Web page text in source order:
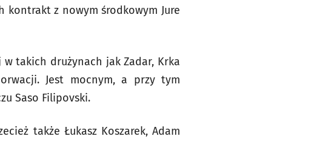
z nowym środkowym Jure
w takich drużynach jak Zadar, Krka
Jest mocnym, a przy tym
Saso Filipovski.
także Łukasz Koszarek, Adam